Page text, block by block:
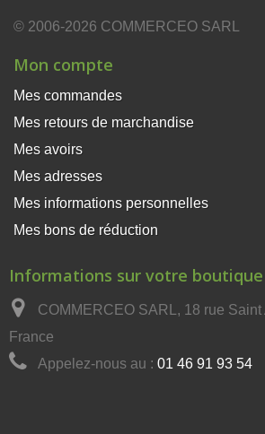
© 2006-2026 COMMERCEO SARL
Mon compte
Mes commandes
Mes retours de marchandise
Mes avoirs
Mes adresses
Mes informations personnelles
Mes bons de réduction
Informations sur votre boutique
COMMERCEO SARL, 18 rue
France
Appelez-nous au : 01 46 91 93 54
cookies
Notre site Web utilise des cookies pour
améliorer l'expérience utilisateur. En utilisant
notre site Web, vous acceptez tous les cookies
cookies.En savoir plus